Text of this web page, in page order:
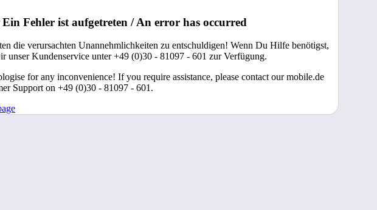
Ein Fehler ist aufgetreten / An error has occurred
die verursachten Unannehmlichkeiten zu entschuldigen! Wenn Du Hilfe benötigst,
unser Kundenservice unter +49 (0)30 - 81097 - 601 zur Verfügung.
for any inconvenience! If you require assistance, please contact our mobile.de
Support on +49 (0)30 - 81097 - 601.